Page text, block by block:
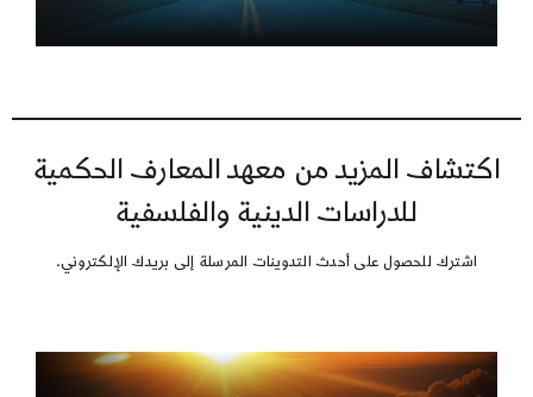
اكتشاف المزيد من معهد المعارف الحكمية
للدراسات الدينية والفلسفية
اشترك للحصول على أحدث التدوينات المرسلة إلى بريدك الإلكتروني.